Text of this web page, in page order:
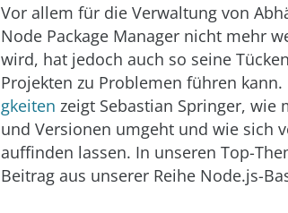
Vor allem für die Verwaltung von
Node Package Manager nicht mehr
wird, hat jedoch auch so seine
Projekten zu Problemen führen
gkeiten zeigt Sebastian Springer,
und Versionen umgeht und wie sich
auffinden lassen. In unseren Top-
Beitrag aus unserer Reihe Node.js-